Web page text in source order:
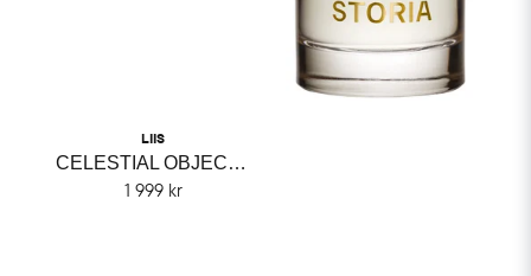
LIIS
CELESTIAL OBJECT LIIS
1 999 kr